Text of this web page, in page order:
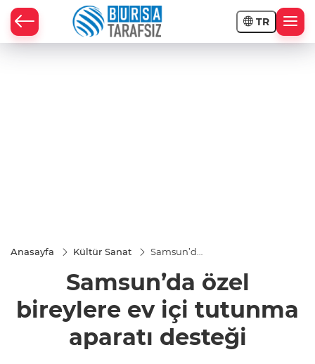
TR
Anasayfa Kültür Sanat
Samsun’da
bireylere
ev içi
aparatı
desteği
Samsun’da özel
bireylere ev içi tutunma
aparatı desteği